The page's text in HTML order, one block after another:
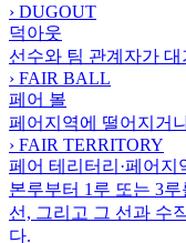
› DUGOUT
덕아웃
선수와 팀 관계자가
› FAIR BALL
페어 볼
페어지역에 떨어지거
› FAIR TERRITORY
페어 테리터리·페어지
본루부터 1루 또는 3
선, 그리고 그 선과 수
다.